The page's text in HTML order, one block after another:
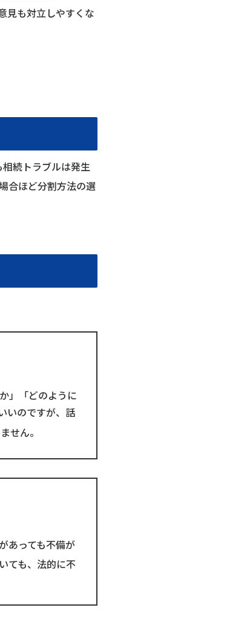
見も対立しやすくな
続トラブルは発生
合ほど分割方法の選
」「どのように
いのですが、話
せん。
あっても不備が
ても、法的に不